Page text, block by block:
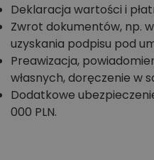
Deklaracja wartości i
Zwrot dokumentów, np.
uzyskania podpisu pod
Preawizacja,
własnych, doręczenie w
Dodatkowe
000 PLN.